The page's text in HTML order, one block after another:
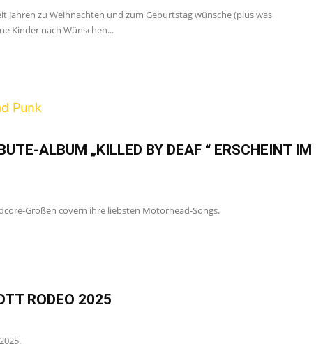
Jahren zu Weihnachten und zum Geburtstag wünsche (plus was
Kinder nach Wünschen...
ALBUM „KILLED BY DEAF “ ERSCHEINT IM
Größen covern ihre liebsten Motörhead-Songs.
RODEO 2025